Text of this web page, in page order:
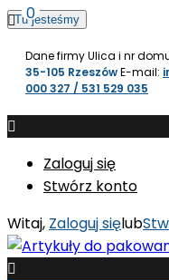
Tu jesteśmy
Dane firmyUlica i nr
35-105 RzeszówE-mail:
000 327 / 531 529 035

Zaloguj się
Stwórz konto
Witaj, Zaloguj sięlub

0
